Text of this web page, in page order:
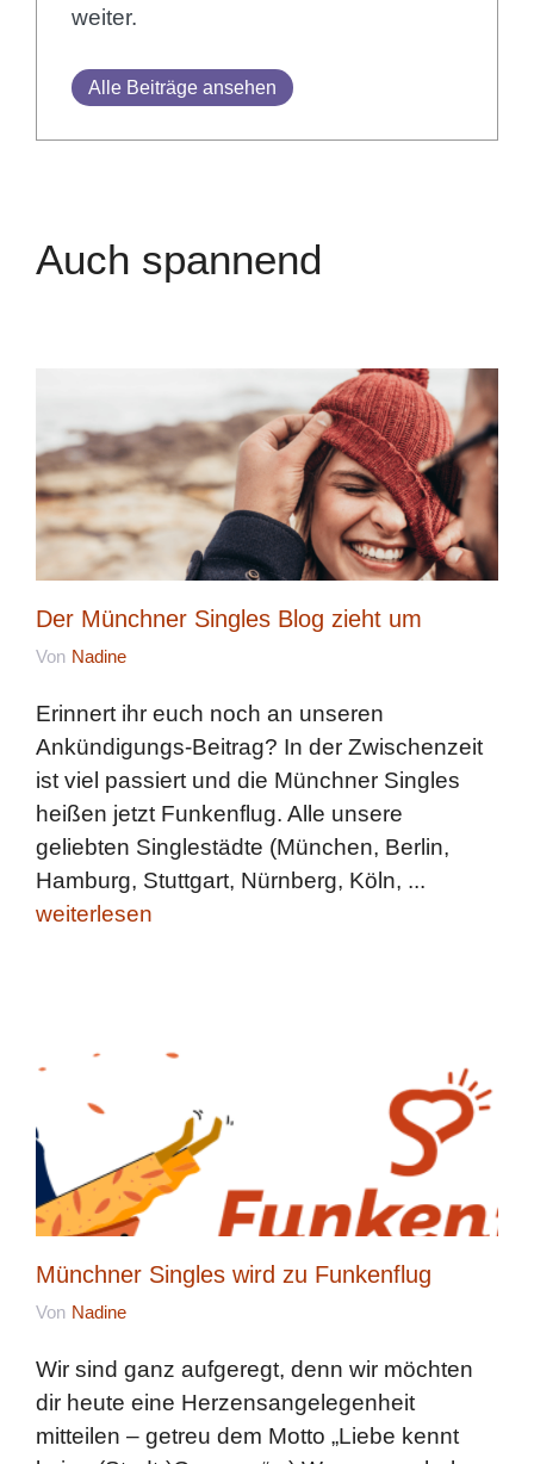
weiter.
Alle Beiträge ansehen
Auch spannend
Der Münchner Singles Blog zieht um
Von Nadine
Erinnert ihr euch noch an unseren
Ankündigungs-Beitrag? In der Zwischenzeit
ist viel passiert und die Münchner Singles
heißen jetzt Funkenflug. Alle unsere
geliebten Singlestädte (München, Berlin,
Hamburg, Stuttgart, Nürnberg, Köln, ...
weiterlesen
Münchner Singles wird zu Funkenflug
Von Nadine
Wir sind ganz aufgeregt, denn wir möchten
dir heute eine Herzensangelegenheit
mitteilen – getreu dem Motto „Liebe kennt